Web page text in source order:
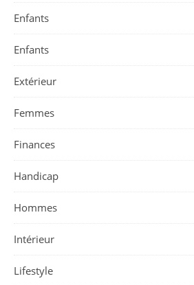
Enfants
Enfants
Extérieur
Femmes
Finances
Handicap
Hommes
Intérieur
Lifestyle